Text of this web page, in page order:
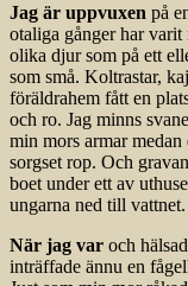
Jag är uppvuxen på
otaliga gånger har
olika djur som på ett
som små. Koltrastar,
föräldrahem fått en
och ro. Jag minns
min mors armar
sorgset rop. Och
boet under ett av
ungarna ned till vattnet.
När jag var och
inträffade ännu en